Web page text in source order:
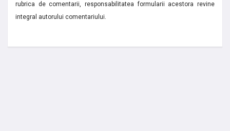
rubrica de comentarii, responsabilitatea formularii acestora revine
integral autorului comentariului.